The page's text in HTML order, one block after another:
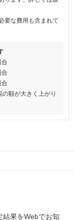
要な費用も含まれて
の額が大きく上がり
結果をWebでお知